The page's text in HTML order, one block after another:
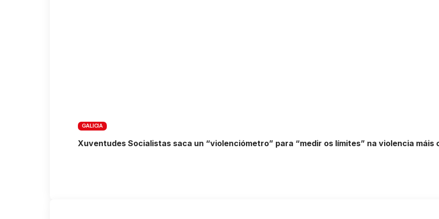
GALICIA
Xuventudes Socialistas saca un “violenciómetro” para “medir os límites” na violencia máis